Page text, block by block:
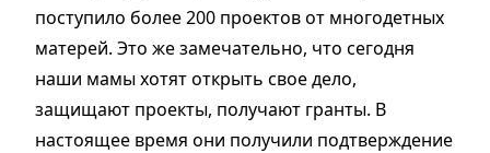
поступило более 200 проектов от многодетных
матерей. Это же замечательно, что сегодня
наши мамы хотят открыть свое дело,
защищают проекты, получают гранты. В
настоящее время они получили подтверждение